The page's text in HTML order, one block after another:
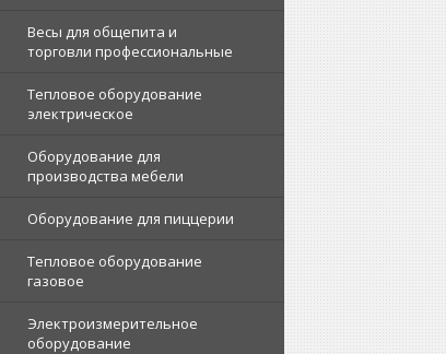
Весы для общепита и
торговли профессиональные
Тепловое оборудование
электрическое
Оборудование для
производства мебели
Оборудование для пиццерии
Тепловое оборудование
газовое
Электроизмерительное
оборудование